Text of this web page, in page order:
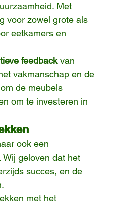
Met
voor zowel grote als
eetkamers en
feedback van
vakmanschap en de
de meubels
om te investeren in
ook een
Wij geloven dat het
succes, en de
met het